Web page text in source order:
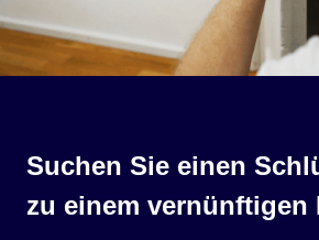
Suchen Sie einen
zu einem vernünftigen